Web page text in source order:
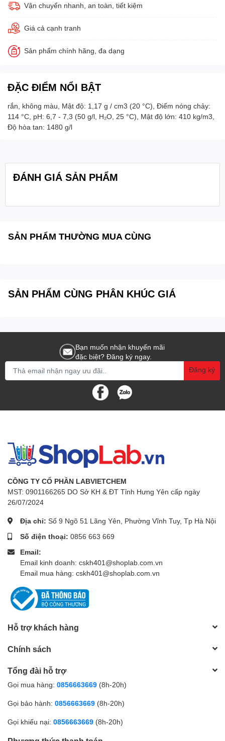
Vận chuyển nhanh, an toàn, tiết kiệm
Giá cả cạnh tranh
Sản phẩm chính hãng, đa dạng
ĐẶC ĐIỂM NỔI BẬT
rắn, không màu, Mật độ: 1,17 g / cm3 (20 °C), Điểm nóng chảy:
114 °C, pH: 6,7 - 7,3 (50 g/l, H₂O, 25 °C), Mật độ lớn: 410 kg/m3,
Độ hòa tan: 1480 g/l
ĐÁNH GIÁ SẢN PHẨM
SẢN PHẨM THƯỜNG MUA CÙNG
SẢN PHẨM CÙNG PHÂN KHÚC GIÁ
Bạn muốn nhận khuyến mãi
đặc biệt? Đăng ký ngay.
Đăng ký
CÔNG TY CỔ PHẦN LABVIETCHEM
MST: 0901166265 DO Sở KH & ĐT Tỉnh Hưng Yên cấp ngày
26/07/2024
Địa chỉ: Số 9 Ngõ 51 Lãng Yên, Phường Vĩnh Tuy, Tp Hà Nội
Số điện thoại: 0856 663 669
Email:
Email kinh doanh: cskh401@shoplab.com.vn
Email mua hàng: cskh401@shoplab.com.vn
Hỗ trợ khách hàng
Chính sách
Tổng đài hỗ trợ
Gọi mua hàng: 0856663669 (8h-20h)
Gọi bảo hành: 0856663669 (8h-20h)
Gọi khiếu nại: 0856663669 (8h-20h)